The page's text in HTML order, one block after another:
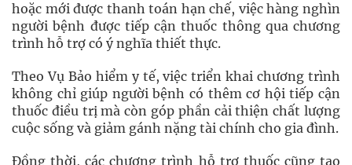
hoặc mới được thanh toán hạn chế, việc hàng nghìn
người bệnh được tiếp cận thuốc thông qua chương
trình hỗ trợ có ý nghĩa thiết thực.
Theo Vụ Bảo hiểm y tế, việc triển khai chương trình
không chỉ giúp người bệnh có thêm cơ hội tiếp cận
thuốc điều trị mà còn góp phần cải thiện chất lượng
cuộc sống và giảm gánh nặng tài chính cho gia đình.
Đồng thời, các chương trình hỗ trợ thuốc cũng tạo